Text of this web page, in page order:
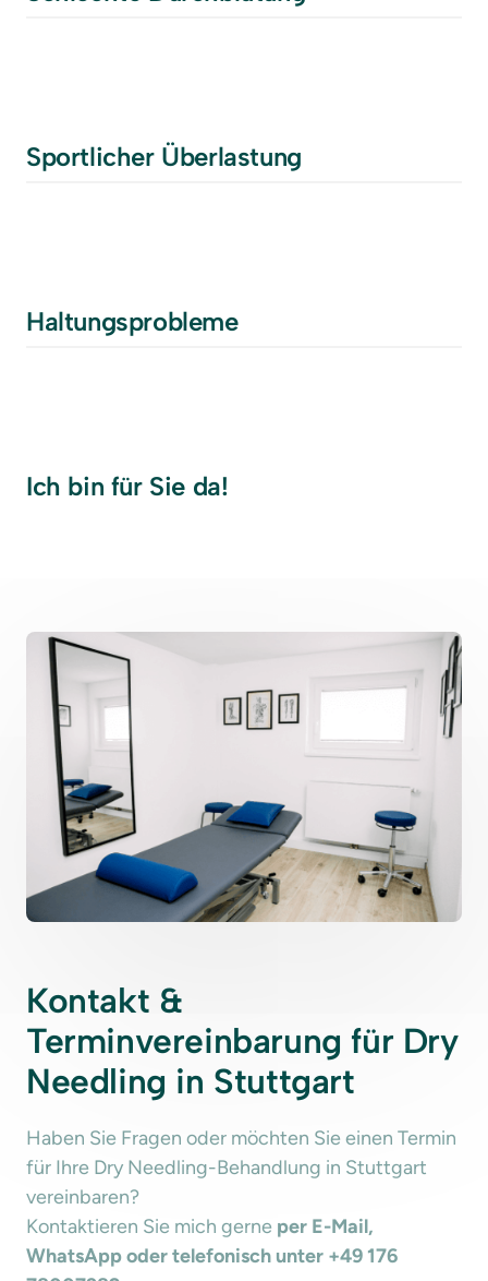
Sportlicher Überlastung
Haltungsprobleme
Ich bin für Sie da!
Kontakt &
Terminvereinbarung für Dry
Needling in Stuttgart
Haben Sie Fragen oder möchten Sie einen Termin
für Ihre Dry Needling-Behandlung in Stuttgart
vereinbaren?
Kontaktieren Sie mich gerne per E-Mail,
WhatsApp oder telefonisch unter +49 176